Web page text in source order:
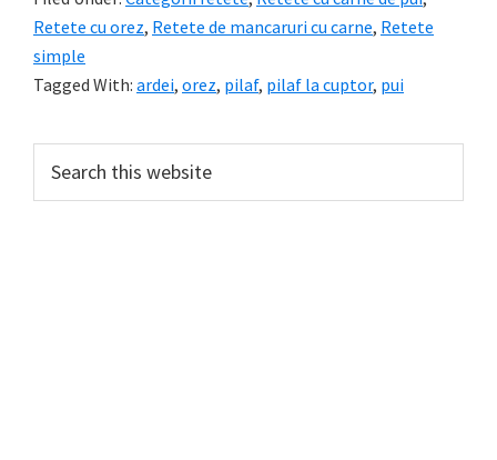
Retete cu orez, Retete de mancaruri cu carne, Retete
simple
Tagged With: ardei, orez, pilaf, pilaf la cuptor, pui
Primary
Sidebar
this
website